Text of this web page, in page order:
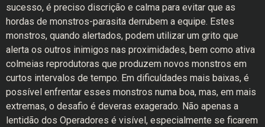
sucesso, é preciso discrição e calma para evitar que as
hordas de monstros-parasita derrubem a equipe. Estes
monstros, quando alertados, podem utilizar um grito que
alerta os outros inimigos nas proximidades, bem como ativa
colmeias reprodutoras que produzem novos monstros em
curtos intervalos de tempo. Em dificuldades mais baixas, é
possível enfrentar esses monstros numa boa, mas, em mais
extremas, o desafio é deveras exagerado. Não apenas a
lentidão dos Operadores é visível, especialmente se ficarem